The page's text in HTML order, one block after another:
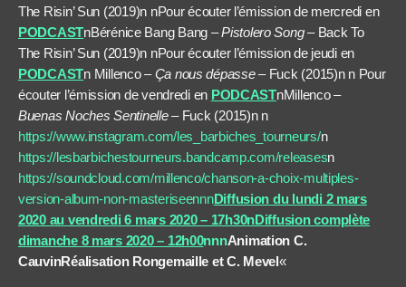
The Risin’ Sun (2019)n nPour écouter l’émission de mercredi en
PODCASTnBérénice Bang Bang –Pistolero Song– Back To
The Risin’ Sun (2019)n nPour écouter l’émission de jeudi en
PODCASTn Millenco –Ça nous dépasse– Fuck (2015)n n Pour
écouter l’émission de vendredi en PODCASTnMillenco –
Buenas Noches Sentinelle– Fuck (2015)n n
https://www.instagram.com/les_barbiches_tourneurs/n
https://lesbarbichestourneurs.bandcamp.com/releasesn
https://soundcloud.com/millenco/chanson-a-choix-multiples-
version-album-non-masteriseennnDiffusion du lundi 2 mars
2020 au vendredi 6 mars 2020 – 17h30nDiffusion complète
dimanche 8 mars 2020 – 12h00nnnAnimation C.
CauvinRéalisation Rongemaille et C. Mevel«